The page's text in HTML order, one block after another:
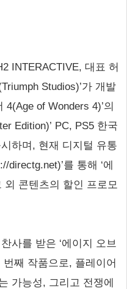
INTERACTIVE, 대표 허
Studios)’가 개발
of Wonders 4)’의
Edition)’ PC, PS5 한국
하며, 현재 디지털 유통
directg.net)’를 통해 ‘에
외 콘텐츠의 할인 프로모
사를 받은 ‘에이지 오브
째 작품으로, 플레이어
가능성, 그리고 전쟁에